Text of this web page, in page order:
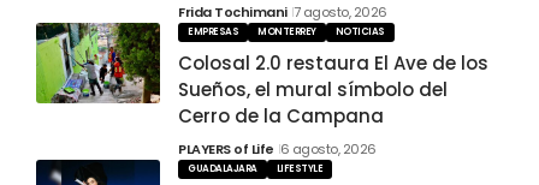
Frida Tochimani 7 agosto, 2026
EMPRESAS MONTERREY NOTICIAS
Colosal 2.0 restaura El Ave de los
Sueños, el mural símbolo del
Cerro de la Campana
PLAYERS of Life 6 agosto, 2026
GUADALAJARA LIFESTYLE